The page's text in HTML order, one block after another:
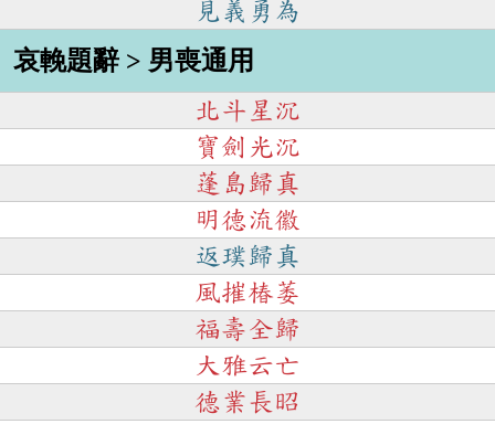
見義勇為
哀輓題辭 > 男喪通用
北斗星沉
寶劍光沉
蓬島歸真
明德流徽
返璞歸真
風摧椿萎
福壽全歸
大雅云亡
德業長昭